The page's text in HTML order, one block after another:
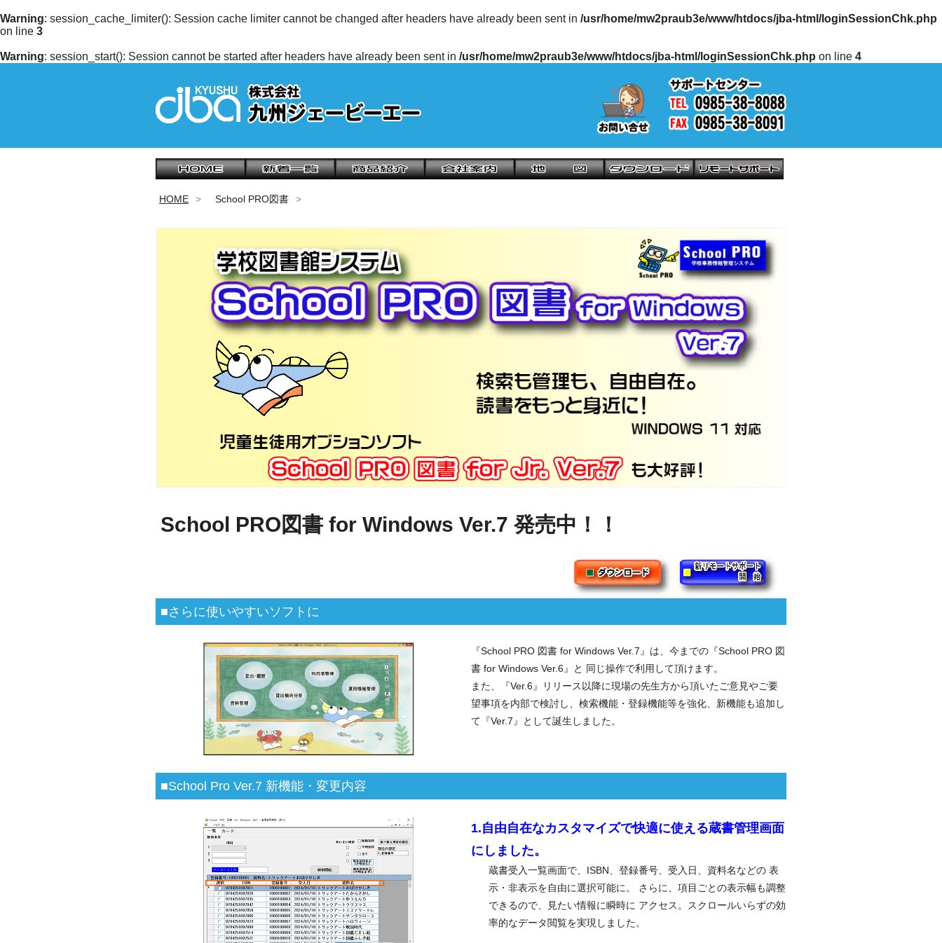
Warning: session_cache_limiter(): Session cache limiter cannot be changed after headers have already been sent in /usr/home/mw2praub3e/www/htdocs/jba-html/loginSessionChk.php
on line 3
Warning: session_start(): Session cannot be started after headers have already been sent in /usr/home/mw2praub3e/www/htdocs/jba-html/loginSessionChk.php on line 4
HOME School PRO図書
School PRO図書 for Windows Ver.7 発売中！！
■さらに使いやすいソフトに
『School PRO 図書 for Windows Ver.7』は、今までの『School PRO 図
書 for Windows Ver.6』と 同じ操作で利用して頂けます。
また、『Ver.6』リリース以降に現場の先生方から頂いたご意見やご要
望事項を内部で検討し、検索機能・登録機能等を強化、新機能も追加し
て『Ver.7』として誕生しました。
■School Pro Ver.7 新機能・変更内容
1.自由自在なカスタマイズで快適に使える蔵書管理画面
にしました。
蔵書受入一覧画面で、ISBN、登録番号、受入日、資料名などの 表
示・非表示を自由に選択可能に。 さらに、項目ごとの表示幅も調整
できるので、見たい情報に瞬時に アクセス。スクロールいらずの効
率的なデータ閲覧を実現しました。